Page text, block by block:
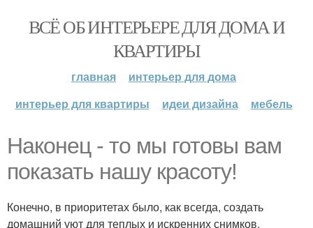
ВСЁ ОБ ИНТЕРЬЕРЕ ДЛЯ ДОМА И
КВАРТИРЫ
главная
интерьер для дома
интерьер для квартиры
идеи дизайна мебель
Наконец - то мы готовы вам
показать нашу красоту!
Конечно, в приоритетах было, как всегда, создать
домашний уют для теплых и искренних снимков.